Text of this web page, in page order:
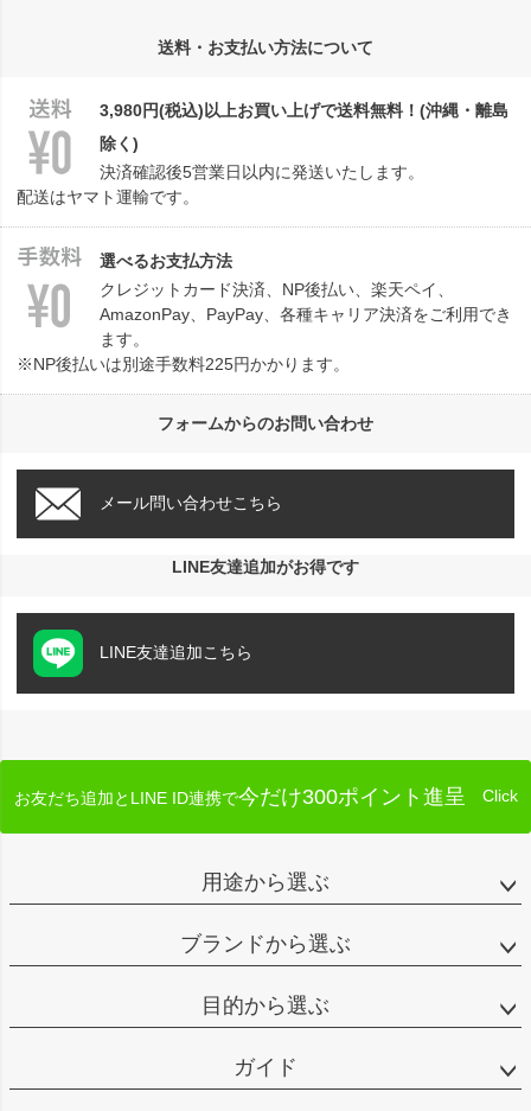
送料・お支払い方法について
3,980円(税込)以上お買い上げで送料無料！(沖縄・離島
除く)
決済確認後5営業日以内に発送いたします。
配送はヤマト運輸です。
選べるお支払方法
クレジットカード決済、NP後払い、楽天ペイ、
AmazonPay、PayPay、各種キャリア決済をご利用でき
ます。
※NP後払いは別途手数料225円かかります。
フォームからのお問い合わせ
メール問い合わせこちら
LINE友達追加がお得です
LINE友達追加こちら
お友だち追加とLINE ID連携で今だけ300ポイント進呈 Click
用途から選ぶ
ブランドから選ぶ
目的から選ぶ
ガイド